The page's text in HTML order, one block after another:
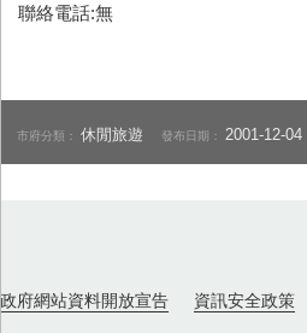
聯絡電話:無
市府分類：休閒旅遊 發布日期： 2001-12-04
政府網站資料開放宣告 資訊安全政策